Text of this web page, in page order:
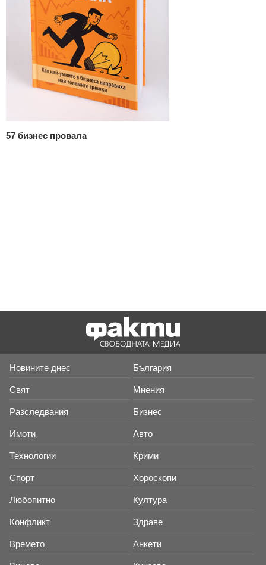
57 бизнес провала
Новините днес България
Свят Мнения
Разследвания Бизнес
Имоти Авто
Технологии Крими
Спорт Хороскопи
Любопитно Култура
Конфликт Здраве
Времето Анкети